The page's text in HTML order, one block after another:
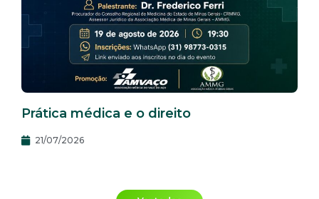
Prática médica e o direito
21/07/2026